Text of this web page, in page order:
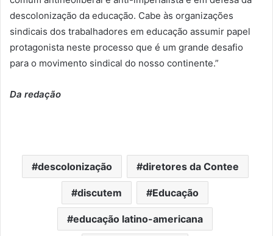
descolonização da educação. Cabe às organizações
sindicais dos trabalhadores em educação assumir papel
protagonista neste processo que é um grande desafio
para o movimento sindical do nosso continente.”
Da redação
descolonização diretores da Contee
discutem Educação
educação latino-americana